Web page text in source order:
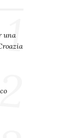
una
1